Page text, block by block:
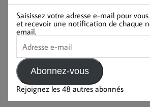
Saisissez votre adresse e-mail pour
et recevoir une notification de chaque
email.
Adresse
e-
mail
Abonnez-vous
Rejoignez les 48 autres abonnés